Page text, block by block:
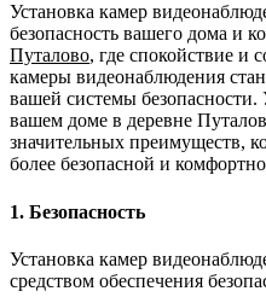
Установка камер
безопасность вашего дома и
Путалово, где спокойствие и
камеры видеонаблюдения
вашей системы безопасности.
вашем доме в деревне
значительных преимуществ,
более безопасной и
1. Безопасность
Установка камер
средством обеспечения